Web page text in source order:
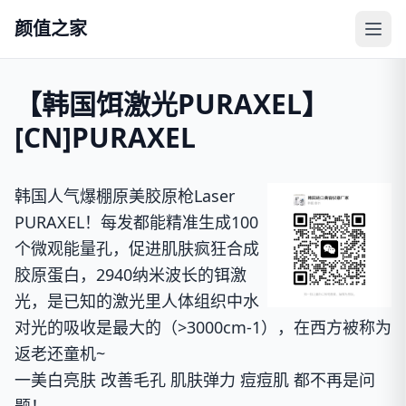
颜值之家
【韩国饵激光PURAXEL】
[CN]PURAXEL
韩国人气爆棚原美胶原枪Laser
PURAXEL！每发都能精准生成100
个微观能量孔，促进肌肤疯狂合成
胶原蛋白，2940纳米波长的铒激
光，是已知的激光里人体组织中水
对光的吸收是最大的（>3000cm-1），在西方被称为
返老还童机~
一美白亮肤 改善毛孔 肌肤弹力 痘痘肌 都不再是问